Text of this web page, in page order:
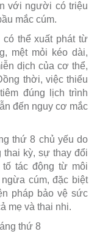
với người có triệu
mắc cúm.
thể xuất phát từ
mệt mỏi kéo dài,
dịch của cơ thể,
thời, việc thiếu
đúng lịch trình
đến nguy cơ mắc
thứ 8 chủ yếu do
thai kỳ, sự thay đổi
tác động từ môi
cúm, đặc biệt
pháp bảo vệ sức
mẹ và thai nhi.